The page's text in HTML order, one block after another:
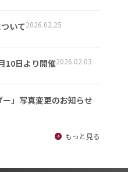
いて2026.02.25
10日より開催2026.02.03
ー」写真変更のお知らせ
もっと見る